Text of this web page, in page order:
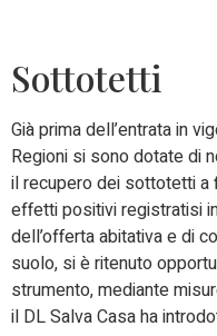
Sottotetti
Già prima dell’entrata in
Regioni si sono dotate di
il recupero dei sottotetti a
effetti positivi registratisi
dell’offerta abitativa e di
suolo, si è ritenuto
strumento, mediante
il DL Salva Casa ha